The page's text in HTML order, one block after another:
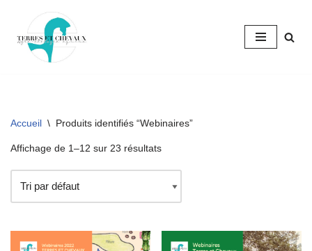
Aller
Accueil \ Produits identifiés “Webinaires”
Affichage de 1–12 sur 23 résultats